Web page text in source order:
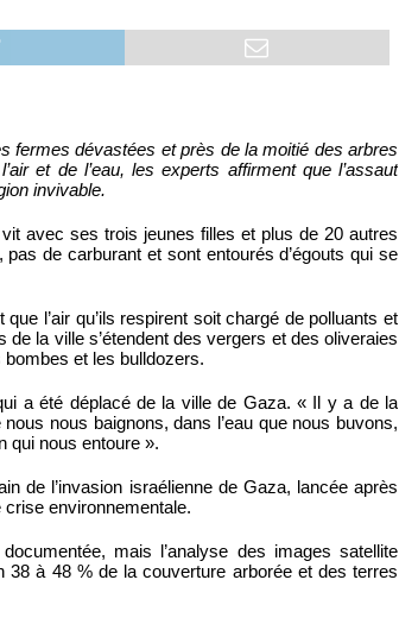
fermes dévastées et près de la moitié des arbres
et de l’eau, les experts affirment que l’assaut
invivable.
avec ses trois jeunes filles et plus de 20 autres
de carburant et sont entourés d’égouts qui se
l’air qu’ils respirent soit chargé de polluants et
la ville s’étendent des vergers et des oliveraies
et les bulldozers.
a été déplacé de la ville de Gaza. « Il y a de la
nous baignons, dans l’eau que nous buvons,
qui nous entoure ».
de l’invasion israélienne de Gaza, lancée après
crise environnementale.
mais l’analyse des images satellite
38 à 48 % de la couverture arborée et des terres